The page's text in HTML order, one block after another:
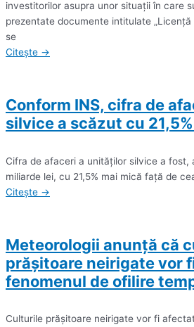
investitorilor asupra unor situaţii în care
prezentate documente intitulate „Licenţă
se
Citește →
Conform INS, cifra de
silvice a scăzut cu
Cifra de afaceri a unităţilor silvice a fost,
miliarde lei, cu 21,5% mai mică faţă de
Citește →
Meteorologii anunță că
prăşitoare neirigate vor
fenomenul de ofilire
Culturile prăşitoare neirigate vor fi